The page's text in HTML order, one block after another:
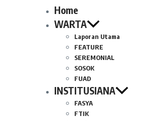
Home
WARTA
Laporan Utama
FEATURE
SEREMONIAL
SOSOK
FUAD
INSTITUSIANA
FASYA
FTIK